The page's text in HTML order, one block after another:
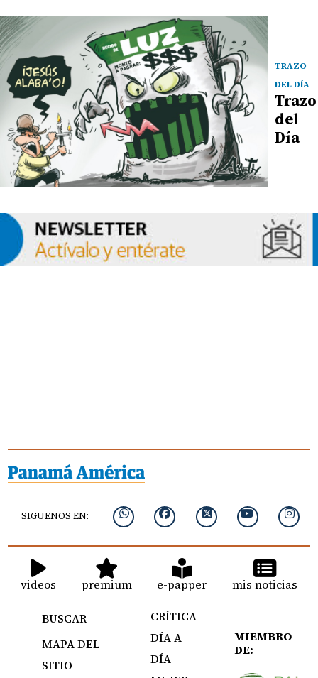
TRAZO
DEL DÍA
Trazo
del
Día
SIGUENOS EN:
videos premium e-papper mis noticias
BUSCAR
MAPA DEL
SITIO
CRÍTICA
DÍA A
DÍA
MIEMBRO
DE: